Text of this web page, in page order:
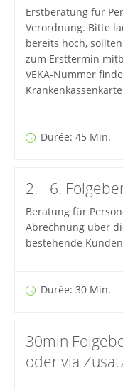
Erstberatung für
Verordnung. Bitte
bereits hoch,
zum Ersttermin
VEKA-Nummer
Durée: 45 Min.
2. - 6.
Beratung für
Abrechnung über
bestehende
Durée: 30 Min.
30min
oder via